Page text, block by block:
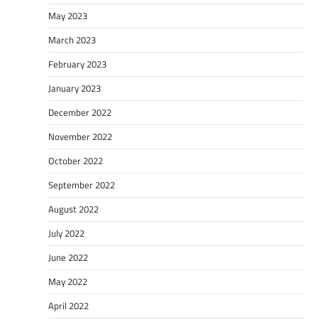
May 2023
March 2023
February 2023
January 2023
December 2022
November 2022
October 2022
September 2022
August 2022
July 2022
June 2022
May 2022
April 2022